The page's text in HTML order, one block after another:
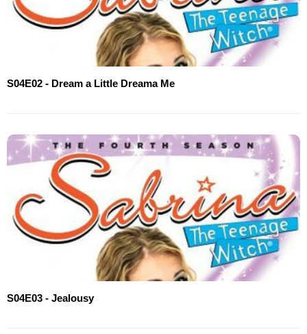
S04E02 - Dream a Little Dreama Me
S04E03 - Jealousy